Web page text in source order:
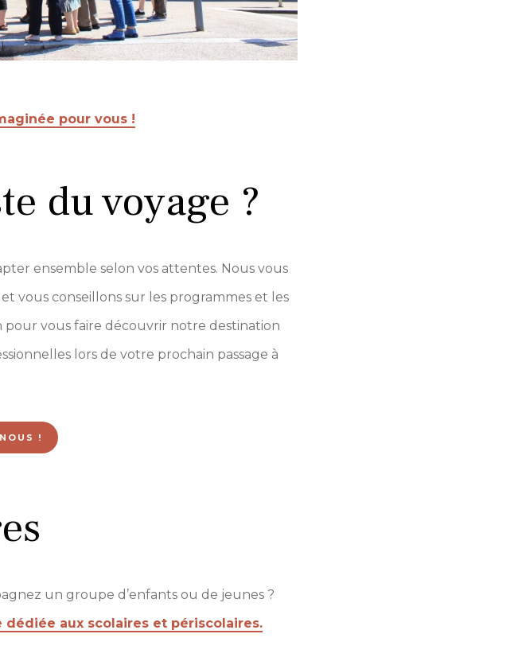
pour vous !
du voyage ?
ensemble selon vos attentes. Nous vous
vous conseillons sur les programmes et les
pour vous faire découvrir notre destination
lors de votre prochain passage à
!
un groupe d’enfants ou de jeunes ?
aux scolaires et périscolaires.